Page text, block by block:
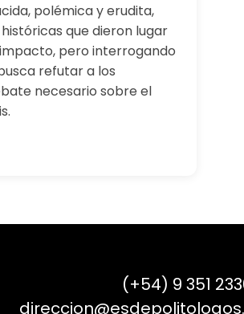
polémica y erudita,
que dieron lugar
pero interrogando
refutar a los
necesario sobre el
(+54) 9 351